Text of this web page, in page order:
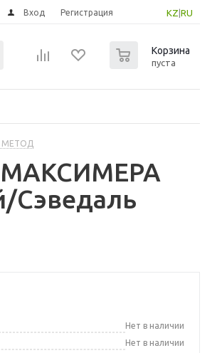
KZ RU
Вход Регистрация
Корзина
пуста
МЕТОД
МАКСИМЕРА
Сэведаль
Нет в наличии
Нет в наличии